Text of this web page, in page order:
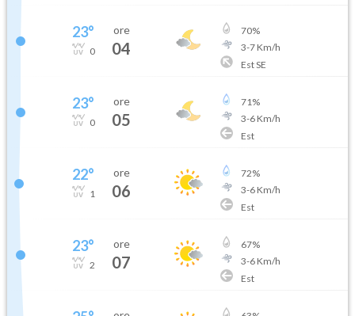
23°
0
ore
04
70%
3-7Km/h
Est SE
23°
0
ore
05
71%
3-6Km/h
Est
22°
1
ore
06
72%
3-6Km/h
Est
23°
2
ore
07
67%
3-6Km/h
Est